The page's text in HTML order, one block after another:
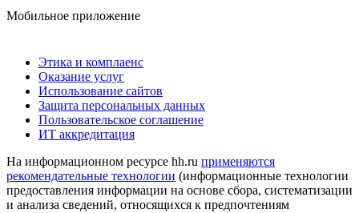
Мобильное приложение
Этика и комплаенс
Оказание услуг
Использование сайтов
Защита персональных данных
Пользовательское соглашение
ИТ аккредитация
На информационном ресурсе hh.ru применяются
рекомендательные технологии (информационные технологии
предоставления информации на основе сбора, систематизации
и анализа сведений, относящихся к предпочтениям